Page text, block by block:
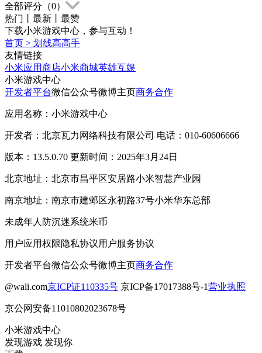
全部评分（0）
热门
最新
最赞
下载小米游戏中心，参与互动！
首页 > 划线高高手
友情链接
小米应用商店小米商城英雄互娱
小米游戏中心
开发者平台微信公众号微博主页商务合作
应用名称：小米游戏中心
开发者：北京瓦力网络科技有限公司 电话：010-60606666
版本：13.5.0.70 更新时间：2025年3月24日
北京地址：北京市昌平区安居路小米智慧产业园
南京地址：南京市建邺区永初路37号小米华东总部
未成年人防沉迷系统米币
用户应用权限隐私协议用户服务协议
开发者平台微信公众号微博主页商务合作
@wali.com京ICP证110335号 京ICP备17017388号-1营业执照
京公网安备11010802023678号
小米游戏中心
发现游戏 发现你